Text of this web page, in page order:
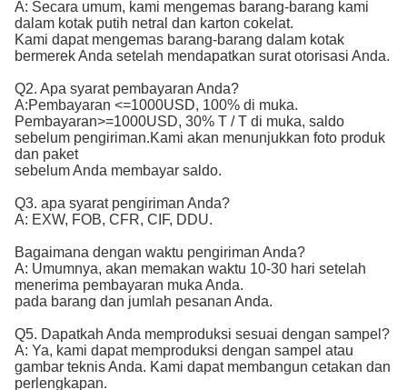
A: Secara umum, kami mengemas barang-barang kami
dalam kotak putih netral dan karton cokelat.
Kami dapat mengemas barang-barang dalam kotak
bermerek Anda setelah mendapatkan surat otorisasi Anda.
Q2. Apa syarat pembayaran Anda?
A:Pembayaran <=1000USD, 100% di muka.
Pembayaran>=1000USD, 30% T / T di muka, saldo
sebelum pengiriman.Kami akan menunjukkan foto produk
dan paket
sebelum Anda membayar saldo.
Q3. apa syarat pengiriman Anda?
A: EXW, FOB, CFR, CIF, DDU.
Bagaimana dengan waktu pengiriman Anda?
A: Umumnya, akan memakan waktu 10-30 hari setelah
menerima pembayaran muka Anda.
pada barang dan jumlah pesanan Anda.
Q5. Dapatkah Anda memproduksi sesuai dengan sampel?
A: Ya, kami dapat memproduksi dengan sampel atau
gambar teknis Anda. Kami dapat membangun cetakan dan
perlengkapan.